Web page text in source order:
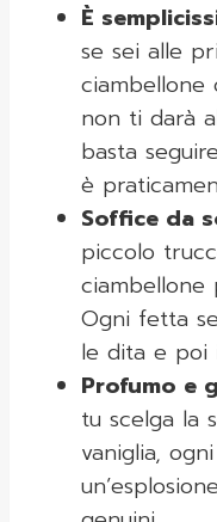
È
se sei alle
ciambellone
non ti darà
basta
è
Soffice da
piccolo
ciambellone
Ogni fetta
le dita e poi
Profumo e
tu scelga la
vaniglia,